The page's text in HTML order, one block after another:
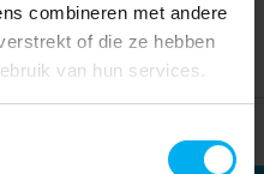
combineren met andere
of die ze hebben
van hun services.